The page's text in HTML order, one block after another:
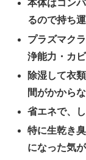
本体はコン
るので持ち
プラズマク
浄能力・カ
除湿して衣
間がかから
省エネで、
特に生乾き
になった気